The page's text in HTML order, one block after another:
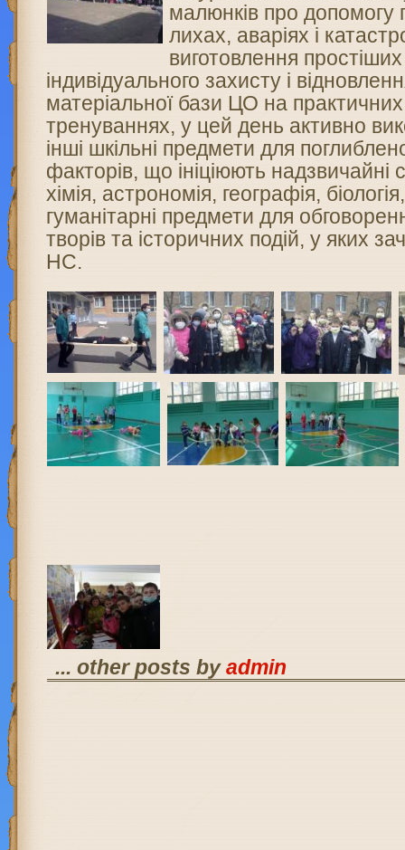
малюнків про допомогу
лихах, аваріях і
виго­товлення
індивідуального захисту і
матеріальної бази ЦО на прак­тичних
тренуваннях, у цей день активно
інші шкільні предмети для
факторів, що ініціюють надзвичайні
хімія, астрономія, географія,
гуманітарні предмети для
творів та історичних подій, у яких
HC.
... other posts byadmin